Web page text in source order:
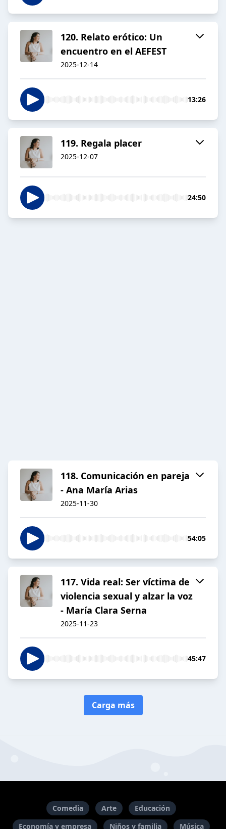
120. Relato erótico: Un
encuentro en el AEFEST
2025-12-14
13:26
119. Regala placer
2025-12-07
24:50
118. Comunicación en pareja
- Ana María Arias
2025-11-30
54:05
117. Vida real: Ser víctima de
violencia sexual y alzar la voz
- María Clara Serna
2025-11-23
45:47
Carga más
Comedia Arte
Educación
Economía y empresa
Niños y familia Música